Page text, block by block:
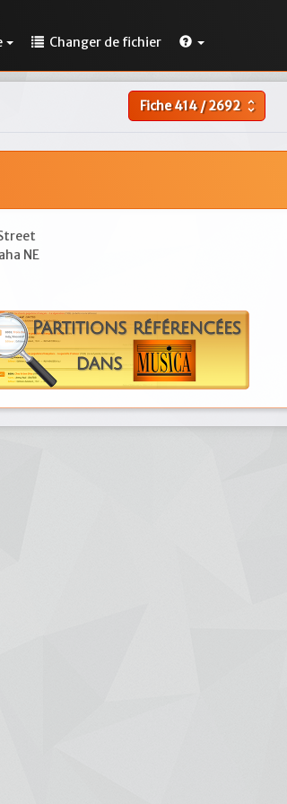
Changer de fichier
Fiche414/2692 unfold_more
NE